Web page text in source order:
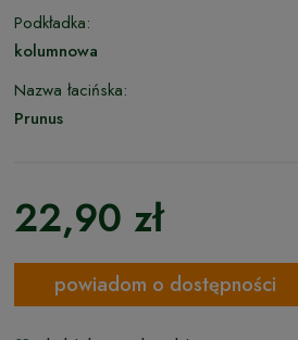
Podkładka:
kolumnowa
Nazwa łacińska:
Prunus
22,90 zł
powiadom o dostępności